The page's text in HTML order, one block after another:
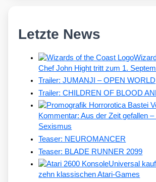
Letzte News
Chef John Hight tritt zum 1.
Trailer: JUMANJI – OPEN WORLD
Trailer: CHILDREN OF BLOOD
Kommentar: Aus der Zeit gefallen
Sexismus
Teaser: NEUROMANCER
Teaser: BLADE RUNNER 2099
Universal
zehn klassischen Atari-Games